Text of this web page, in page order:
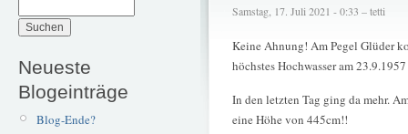
Neueste
Blogeinträge
Blog-Ende?
Samstag, 17. Juli 2021 - 0:33 – tetti
Keine Ahnung! Am Pegel Glüder
höchstes Hochwasser am
In den letzten Tag ging da mehr.
eine Höhe von 445cm!!